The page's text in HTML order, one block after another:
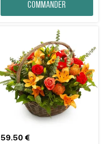
Commander
59.50 €